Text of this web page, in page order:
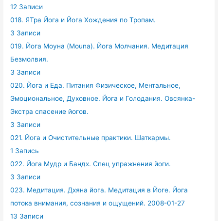
12 Записи
018. ЯТра Йога и Йога Хождения по Тропам.
3 Записи
019. Йога Моуна (Mouna). Йога Молчания. Медитация
Безмолвия.
3 Записи
020. Йога и Еда. Питания Физическое, Ментальное,
Эмоциональное, Духовное. Йога и Голодания. Овсянка-
Экстра спасение йогов.
3 Записи
021. Йога и Очистительные практики. Шаткармы.
1 Запись
022. Йога Мудр и Бандх. Спец упражнения йоги.
3 Записи
023. Медитация. Дхяна йога. Медитация в Йоге. Йога
потока внимания, сознания и ощущений. 2008-01-27
13 Записи